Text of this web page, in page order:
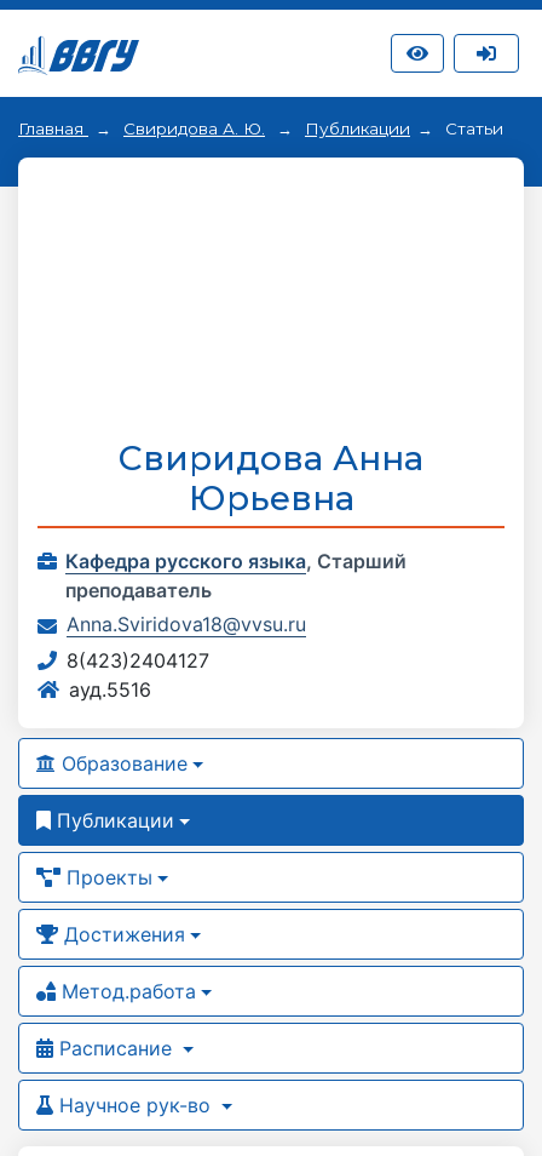
Главная Свиридова А. Ю. Публикации Статьи
Свиридова Анна
Юрьевна
Кафедра русского языка, Старший
преподаватель
Anna.Sviridova18@vvsu.ru
8(423)2404127
ауд.5516
Образование
Публикации
Проекты
Достижения
Метод.работа
Расписание
Научное рук-во